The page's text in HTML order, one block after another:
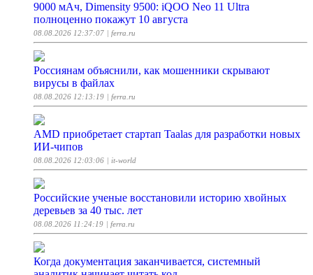
9000 мАч, Dimensity 9500: iQOO Neo 11 Ultra
полноценно покажут 10 августа
08.08.2026 12:37:07 | ferra.ru
Россиянам объяснили, как мошенники скрывают
вирусы в файлах
08.08.2026 12:13:19 | ferra.ru
AMD приобретает стартап Taalas для разработки новых
ИИ-чипов
08.08.2026 12:03:06 | it-world
Российские ученые восстановили историю хвойных
деревьев за 40 тыс. лет
08.08.2026 11:24:19 | ferra.ru
Когда документация заканчивается, системный